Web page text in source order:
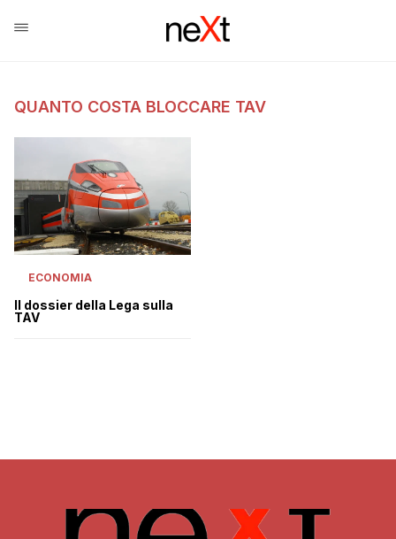
QUANTO COSTA BLOCCARE TAV
ECONOMIA
Il dossier della Lega sulla
TAV